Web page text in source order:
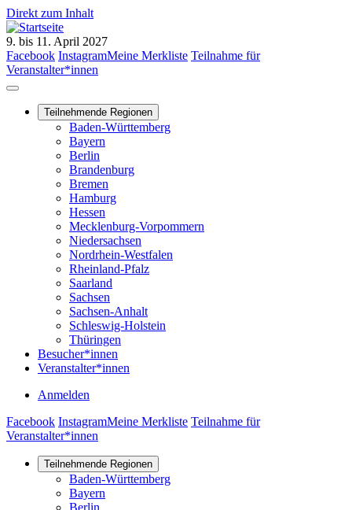
Direkt zum Inhalt
9. bis 11. April 2027
Facebook Facebook
InstagramInstagram
Meine Merkliste Teilnahme für
Veranstalter*innen
navigation
Teilnehmende Regionen
Baden-Württemberg
Bayern
Berlin
Brandenburg
Bremen
Hamburg
Hessen
Mecklenburg-Vorpommern
Niedersachsen
Nordrhein-Westfalen
Rheinland-Pfalz
Saarland
Sachsen
Sachsen-Anhalt
Schleswig-Holstein
Thüringen
Besucher*innen
Veranstalter*innen
User
account
menu
Anmelden
Facebook Facebook
InstagramInstagram
Meine Merkliste Teilnahme für
Veranstalter*innen
navigation
Teilnehmende Regionen
Baden-Württemberg
Bayern
Berlin